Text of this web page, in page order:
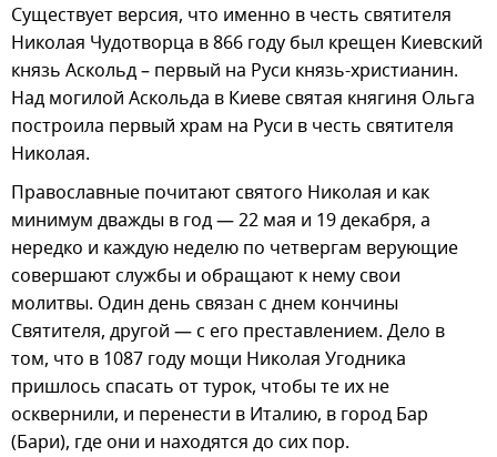
Существует версия, что именно в честь святителя
Николая Чудотворца в 866 году был крещен Киевский
князь Аскольд – первый на Руси князь-христианин.
Над могилой Аскольда в Киеве святая княгиня Ольга
построила первый храм на Руси в честь святителя
Николая.
Православные почитают святого Николая и как
минимум дважды в год — 22 мая и 19 декабря, а
нередко и каждую неделю по четвергам верующие
совершают службы и обращают к нему свои
молитвы. Один день связан с днем кончины
Святителя, другой — с его преставлением. Дело в
том, что в 1087 году мощи Николая Угодника
пришлось спасать от турок, чтобы те их не
осквернили, и перенести в Италию, в город Бар
(Бари), где они и находятся до сих пор.